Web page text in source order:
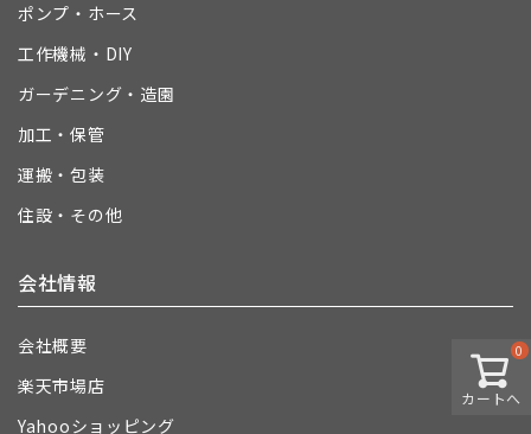
カートへ
0
ポンプ・ホース
工作機械・DIY
ガーデニング・造園
加工・保管
運搬・包装
住設・その他
会社情報
会社概要
楽天市場店
Yahooショッピング